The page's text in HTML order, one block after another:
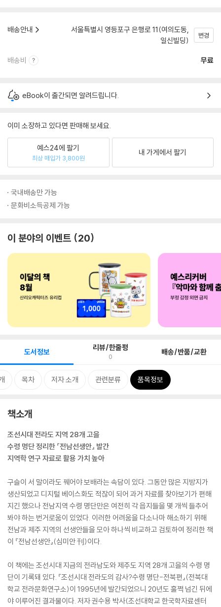
배송안내
서울특별시 영등포구 은행로 11(여의도동,
일신빌딩)
변경
배송비 무료
eBook이 출간되면 알려드립니다.
이미 소장하고 있다면 판매해 보세요.
예스24에 팔기
최상 매입가 3,800원
내 가게에서 팔기
국내배송만 가능
문화비소득공제 가능
이 분야의 이벤트 20
도서정보 리뷰/한줄평
0 배송/반품/교환
목차 저자 소개 관련분류 품목정보
책소개
조선시대 전라도 지역 28개 고을
수령 명단 정리한 『전남선생안』 발간
지역학 연구 자료로 활용 가치 높아
구슬이 서 말이라도 꿰어야 보배라는 속담이 있다. 그동안 많은 지방지가
생산되었고 디지털 베이스화도 적잖이 되어 과거 자료를 찾아보기가 편해
지긴 했으나 전남지역 수령 명단만은 여전히 각 읍지들을 몇 개씩 들추어
봐야 하는 번거로움이 있었다. 이러한 어려움을 다소나마 해소하기 위해
전남과 제주 지역의 선생안들을 모아 하나씩 비교하고 검토하여 정리한 책
이 『전남선생안』(심미안 刊)이다.
이 책에는 조선시대 지금의 전라남도와 제주도 지역 28개 고을의 수령 명
단이 기록돼 있다. 『조선시대 전라도의 감사?수령 명단-전북편』(전북대
학교 전라문화연구소)이 1995년에 발간되었으니 20년도 훌쩍 넘긴 뒤에
야 이루어진 결과물이다. 저자 권수용 박사(조선대학교 한국학자료센터